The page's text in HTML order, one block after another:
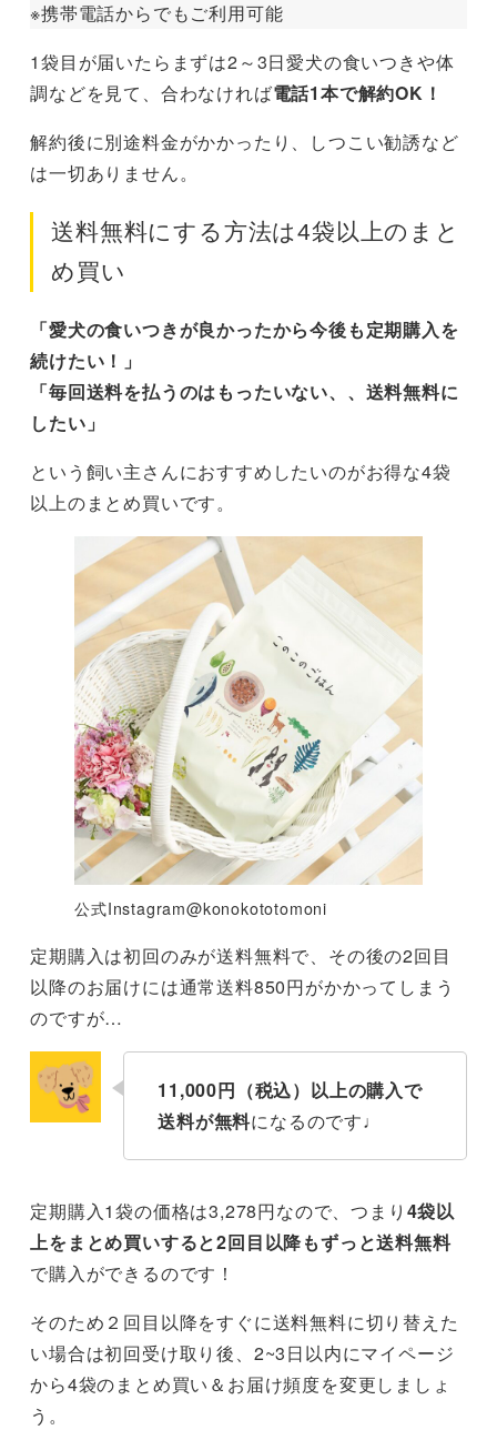
※携帯電話からでもご利用可能
1袋目が届いたらまずは2～3日愛犬の食いつきや体
調などを見て、合わなければ電話1本で解約OK！
解約後に別途料金がかかったり、しつこい勧誘など
は一切ありません。
送料無料にする方法は4袋以上のまと
め買い
「愛犬の食いつきが良かったから今後も定期購入を
続けたい！」
「毎回送料を払うのはもったいない、、送料無料に
したい」
という飼い主さんにおすすめしたいのがお得な4袋
以上のまとめ買いです。
公式Instagram@konokototomoni
定期購入は初回のみが送料無料で、その後の2回目
以降のお届けには通常送料850円がかかってしまう
のですが…
11,000円（税込）以上の購入で
送料が無料になるのです♩
定期購入1袋の価格は3,278円なので、つまり 4袋以
上をまとめ買いすると2回目以降もずっと送料無料
で購入ができるのです！
そのため２回目以降をすぐに送料無料に切り替えた
い場合は初回受け取り後、2~3日以内にマイページ
から4袋のまとめ買い＆お届け頻度を変更しましょ
う。